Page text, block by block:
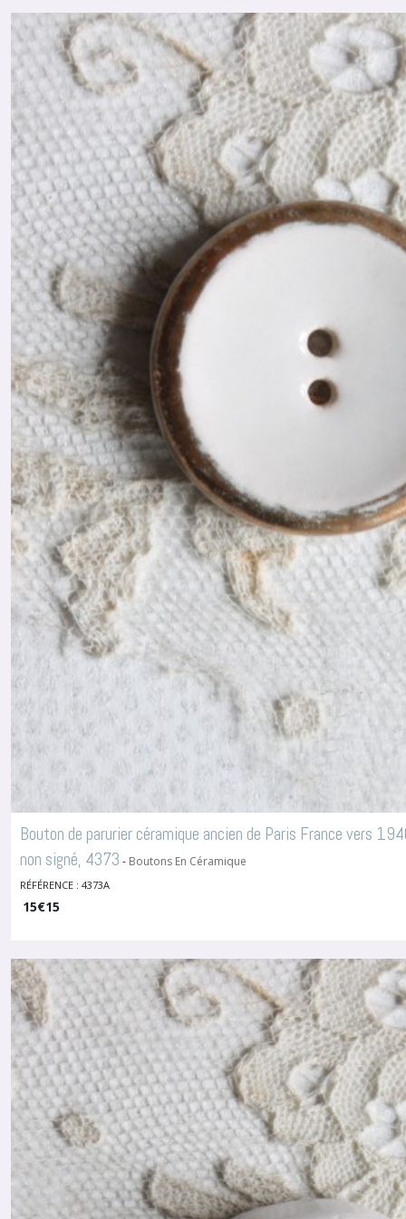
Bouton de parurier céramique ancien de Paris France vers
non signé, 4373 - Boutons En Céramique
RÉFÉRENCE : 4373A
15€15
Boutons
en
Passementerie
&
Tissu
Boutons
en
Nacre
(8)
Boutons
en
Métal
(18)
Boutons
en
Celluloïd
(5)
Boutons
en
Bois
(4)
Boutons
en
Corozo
Boutons
Cuir
en
Galathite
Boutons
Boutons
en
Plastique
et
polyester
(40)
Boutons
en
Résine